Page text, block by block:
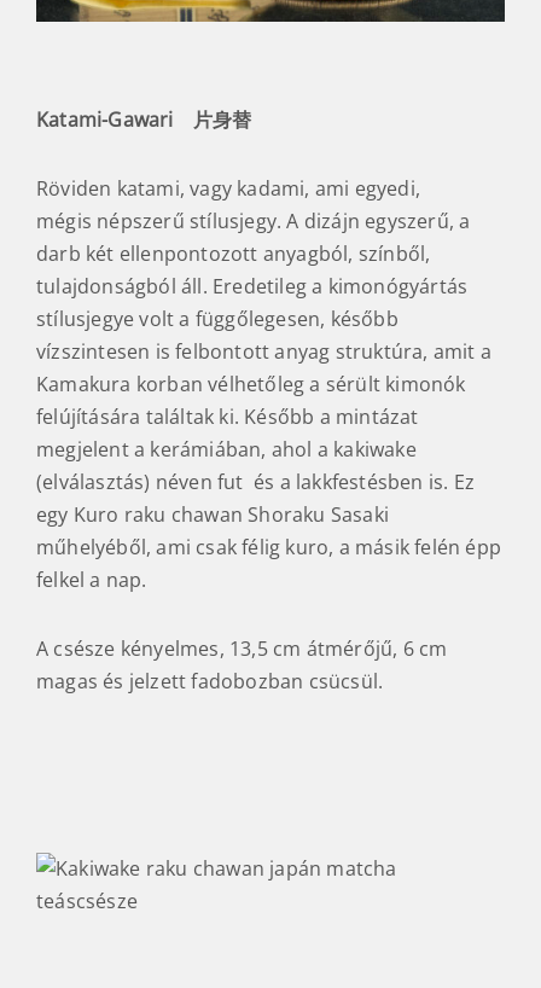
Katami-Gawari 片身替
Röviden katami, vagy kadami, ami egyedi,
mégis népszerű stílusjegy. A dizájn egyszerű, a
darb két ellenpontozott anyagból, színből,
tulajdonságból áll. Eredetileg a kimonógyártás
stílusjegye volt a függőlegesen, később
vízszintesen is felbontott anyag struktúra, amit a
Kamakura korban vélhetőleg a sérült kimonók
felújítására találtak ki. Később a mintázat
megjelent a kerámiában, ahol a kakiwake
(elválasztás) néven fut és a lakkfestésben is. Ez
egy Kuro raku chawan Shoraku Sasaki
műhelyéből, ami csak félig kuro, a másik felén épp
felkel a nap.
A csésze kényelmes, 13,5 cm átmérőjű, 6 cm
magas és jelzett fadobozban csücsül.